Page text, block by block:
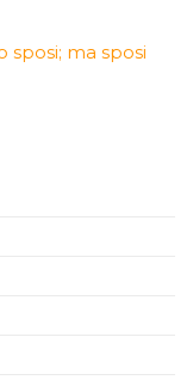
sposi; ma sposi